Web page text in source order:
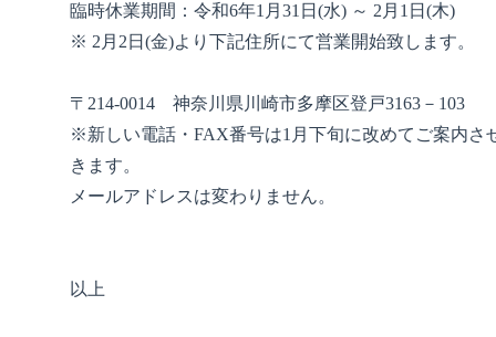
臨時休業期間：令和6年1月31日(水) ～ 2月1日(木)
※ 2月2日(金)より下記住所にて営業開始致します。
〒214-0014 神奈川県川崎市多摩区登戸3163－103
※新しい電話・FAX番号は1月下旬に改めてご案内さ
きます。
メールアドレスは変わりません。
以上